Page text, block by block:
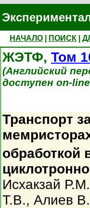
НАЧАЛО ПОИСК
ЖЭТФ, Том
(Английский
доступен on-
Транспорт
обработкой
Исхакзай
Т.В., Алиев